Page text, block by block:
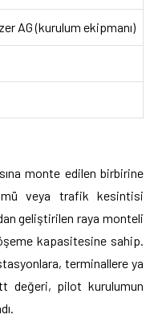
AG (kurulum ekipmanı)
monte edilen birbirine
veya trafik kesintisi
geliştirilen raya monteli
kapasitesine sahip.
terminallere ya
değeri, pilot kurulumun